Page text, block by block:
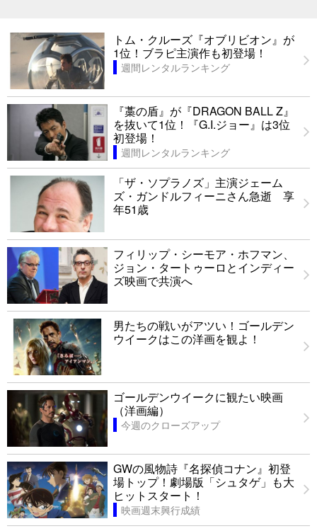
トム・クルーズ『オブリビオン』が
1位！ブラピ主演作も初登場！
週間レンタルランキング
『藁の盾』が『DRAGON BALL Z』
を抜いて1位！『G.I.ジョー』は3位
初登場！
週間レンタルランキング
「ザ・ソプラノズ」主演ジェーム
ズ・ガンドルフィーニさん急逝 享
年51歳
フィリップ・シーモア・ホフマン、
ジョン・タートゥーロとインディー
ズ映画で共演へ
男たちの戦いがアツい！ゴールデン
ウイークはこの洋画を観よ！
ゴールデンウイークに観たい映画
（洋画編）
今週のクローズアップ
GWの風物詩『名探偵コナン』初登
場トップ！劇場版「シュタゲ」も大
ヒットスタート！
映画週末興行成績